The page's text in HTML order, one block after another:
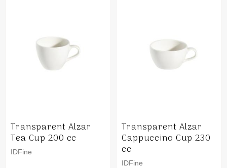
Transparent Alzar
Tea Cup 200 cc
IDFine
Transparent Alzar
Cappuccino Cup 230
cc
IDFine